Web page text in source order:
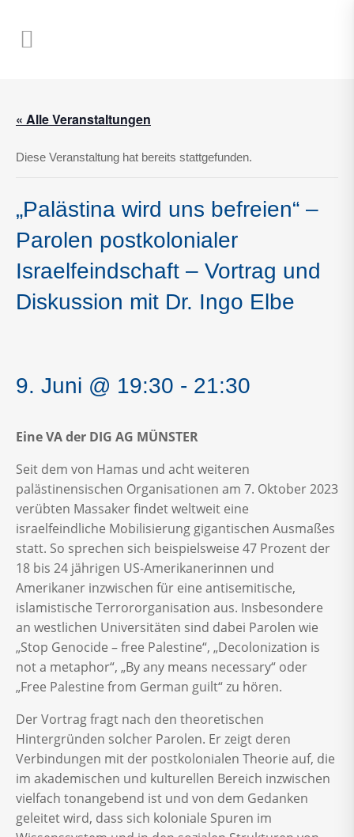
« Alle Veranstaltungen
Diese Veranstaltung hat bereits stattgefunden.
„Palästina wird uns befreien“ –
Parolen postkolonialer
Israelfeindschaft – Vortrag und
Diskussion mit Dr. Ingo Elbe
9. Juni @ 19:30 - 21:30
Eine VA der DIG AG MÜNSTER
Seit dem von Hamas und acht weiteren
palästinensischen Organisationen am 7. Oktober 2023
verübten Massaker findet weltweit eine
israelfeindliche Mobilisierung gigantischen Ausmaßes
statt. So sprechen sich beispielsweise 47 Prozent der
18 bis 24 jährigen US-Amerikanerinnen und
Amerikaner inzwischen für eine antisemitische,
islamistische Terrororganisation aus. Insbesondere
an westlichen Universitäten sind dabei Parolen wie
„Stop Genocide – free Palestine“, „Decolonization is
not a metaphor“, „By any means necessary“ oder
„Free Palestine from German guilt“ zu hören.
Der Vortrag fragt nach den theoretischen
Hintergründen solcher Parolen. Er zeigt deren
Verbindungen mit der postkolonialen Theorie auf, die
im akademischen und kulturellen Bereich inzwischen
vielfach tonangebend ist und von dem Gedanken
geleitet wird, dass sich koloniale Spuren im